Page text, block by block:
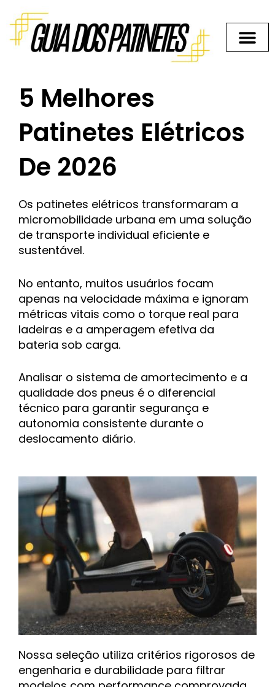
para
conteúdo
5 Melhores
Patinetes Elétricos
De 2026
Os patinetes elétricos transformaram a
micromobilidade urbana em uma solução
de transporte individual eficiente e
sustentável.
No entanto, muitos usuários focam
apenas na velocidade máxima e ignoram
métricas vitais como o torque real para
ladeiras e a amperagem efetiva da
bateria sob carga.
Analisar o sistema de amortecimento e a
qualidade dos pneus é o diferencial
técnico para garantir segurança e
autonomia consistente durante o
deslocamento diário.
Nossa seleção utiliza critérios rigorosos de
engenharia e durabilidade para filtrar